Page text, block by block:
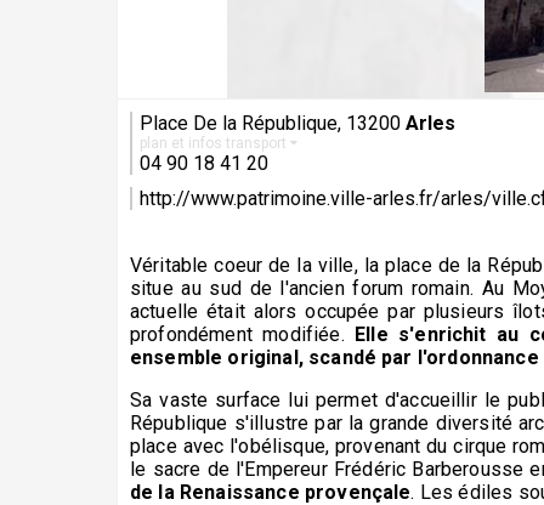
Place De la République, 13200 Arles
plan et infos transport
04 90 18 41 20
http://www.patrimoine.ville-arles.fr/arles/
Véritable coeur de la ville, la place de la
situe au sud de l'ancien forum romain. Au
actuelle était alors occupée par plusieurs
profondément modifiée. Elle s'enrichit au
ensemble original, scandé par
Sa vaste surface lui permet d'accueillir le
République s'illustre par la grande diversité
place avec l'obélisque, provenant du cirque
le sacre de l'Empereur Frédéric Barberousse
de la Renaissance provençale. Les édiles